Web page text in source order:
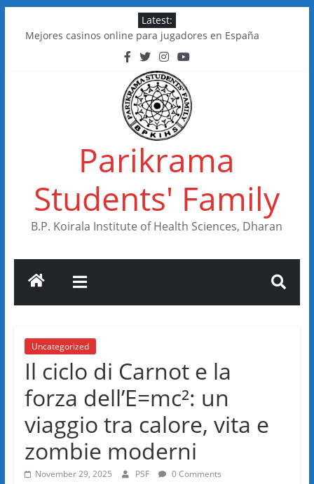
Latest:
Mejores casinos online para jugadores en España
Kakadu Casino im Test: Spiele, Boni, Zahlungen
Online Casinos in Canada With Low Minimum Deposits
FastSlots Casino im Test: Spiele, Boni & Auszahlungen
Flagman Casino im Test: Überblick, Boni und Zahlungen
Parikrama
Students' Family
B.P. Koirala Institute of Health Sciences, Dharan
Uncategorized
Il ciclo di Carnot e la
forza dell’E=mc²: un
viaggio tra calore, vita e
zombie moderni
November 29, 2025 PSF 0 Comments